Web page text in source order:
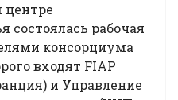
центре
состоялась рабочая
консорциума
входят FIAP
и Управление